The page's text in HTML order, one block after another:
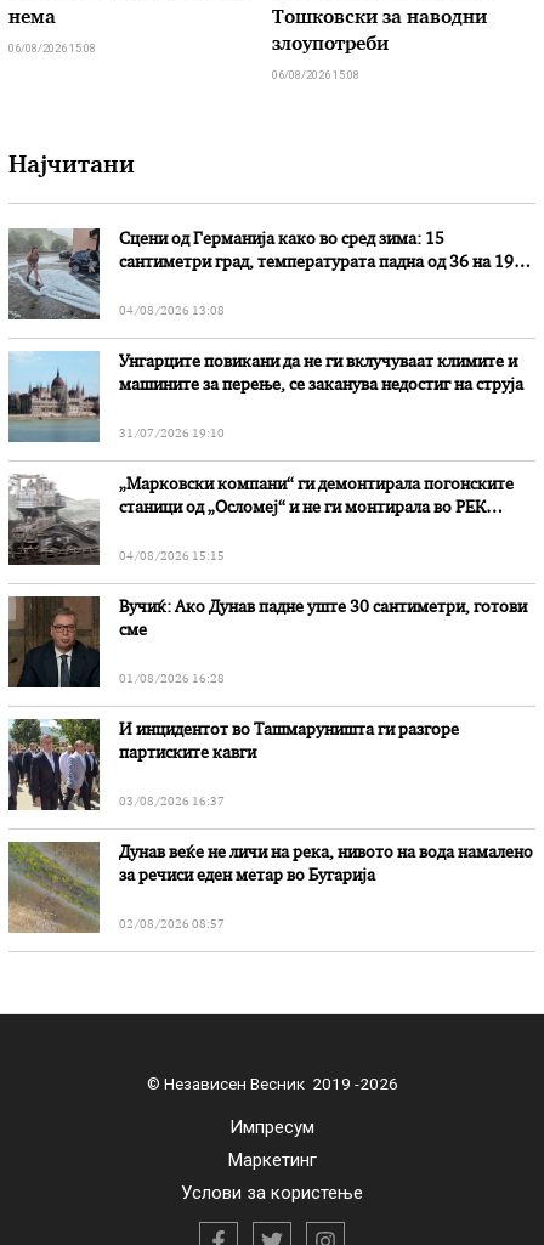
нема
06/08/2026 15:08
Тошковски за наводни
злоупотреби
06/08/2026 15:08
Најчитани
Сцени од Германија како во сред зима: 15
сантиметри град, температурата падна од 36 на 19
04/08/2026 13:08
Унгарците повикани да не ги вклучуваат климите и
машините за перење, се заканува недостиг на струја
31/07/2026 19:10
„Марковски компани“ ги демонтирала погонските
станици од „Осломеј“ и не ги монтирала во РЕК
04/08/2026 15:15
Вучиќ: Ако Дунав падне уште 30 сантиметри, готови
сме
01/08/2026 16:28
И инцидентот во Ташмаруништa ги разгоре
партиските кавги
03/08/2026 16:37
Дунав веќе не личи на река, нивото на вода намалено
за речиси еден метар во Бугарија
02/08/2026 08:57
© Независен Весник 2019 -2026
Импресум
Маркетинг
Услови за користење